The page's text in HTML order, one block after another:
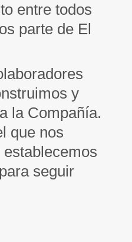
entre todos
parte de El
y
la Compañía.
que nos
seguir